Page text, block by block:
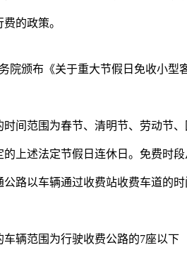
的政策。
院颁布《关于重大节假日免收小型
时间范围为春节、清明节、劳动节
的上述法定节假日连休日。免费时
路以车辆通过收费站收费车道的
车辆范围为行驶收费公路的7座以